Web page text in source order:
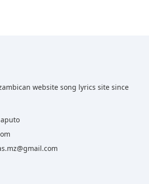
website song lyrics site since